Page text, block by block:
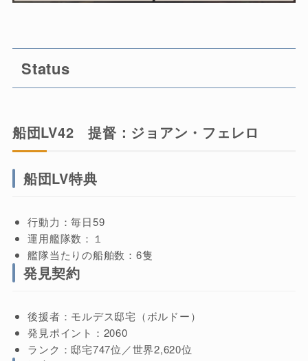
Status
船団LV42 提督：ジョアン・フェレロ
船団LV特典
行動力：毎日59
運用艦隊数：１
艦隊当たりの船舶数：6隻
発見契約
後援者：モルデス邸宅（ボルドー）
発見ポイント：2060
ランク：邸宅747位／世界2,620位